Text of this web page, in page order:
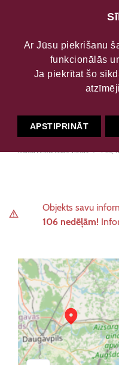
Vecpils
Kultūrvēsturiskās vietas Pils,
Objekts savu
106 nedēļām!
Ar Jūsu piekrišanu
funkcionālās
Ja piekrītat šo
APSTIPRINĀT